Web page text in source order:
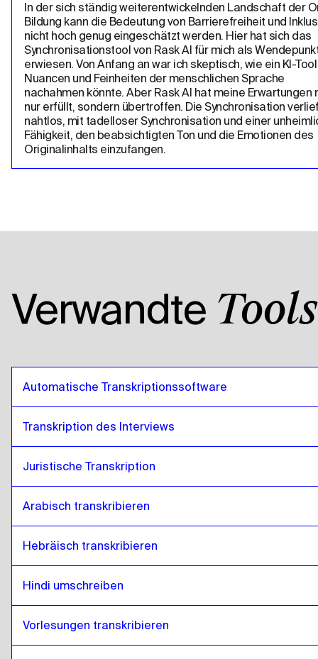
In der sich ständig weiterentwickelnden Landschaft der
Bildung kann die Bedeutung von Barrierefreiheit und
nicht hoch genug eingeschätzt werden. Hier hat sich das
Synchronisationstool von Rask AI für mich als
erwiesen. Von Anfang an war ich skeptisch, wie ein KI-
Nuancen und Feinheiten der menschlichen Sprache
nachahmen könnte. Aber Rask AI hat meine Erwartungen
nur erfüllt, sondern übertroffen. Die Synchronisation
nahtlos, mit tadelloser Synchronisation und einer
Fähigkeit, den beabsichtigten Ton und die Emotionen des
Originalinhalts einzufangen.
Verwandte Tools
Automatische Transkriptionssoftware
Transkription des Interviews
Juristische Transkription
Arabisch transkribieren
Hebräisch transkribieren
Hindi umschreiben
Vorlesungen transkribieren